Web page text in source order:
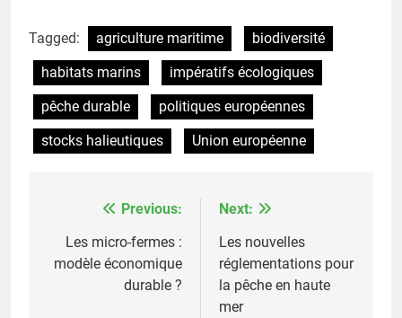
Tagged: agriculture maritime
biodiversité
habitats marins
impératifs écologiques
pêche durable
politiques européennes
stocks halieutiques
Union européenne
navigation
Previous:
Les micro-fermes :
modèle économique
durable ?
Next:
Les nouvelles
réglementations pour
la pêche en haute
mer